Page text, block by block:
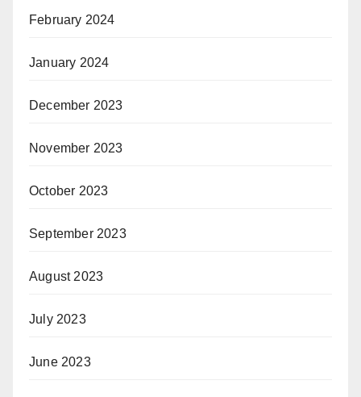
February 2024
January 2024
December 2023
November 2023
October 2023
September 2023
August 2023
July 2023
June 2023